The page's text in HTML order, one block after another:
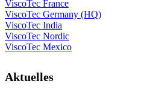
ViscoTec France
ViscoTec Germany (HQ)
ViscoTec India
ViscoTec Nordic
ViscoTec Mexico
Aktuelles